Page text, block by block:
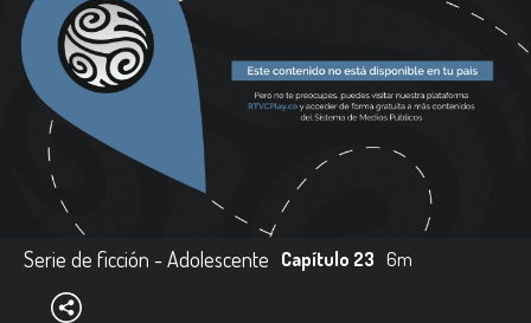
Serie de ficción - Adolescente Capítulo 23 6m